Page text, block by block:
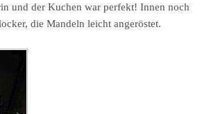
und der Kuchen war perfekt! Innen noch
die Mandeln leicht angeröstet.